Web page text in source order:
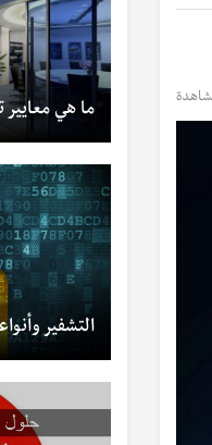
ما هي معايير
التشفير